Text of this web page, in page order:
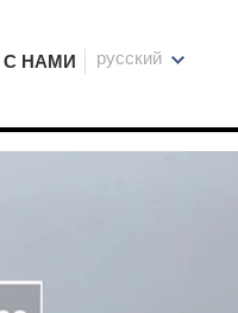
С НАМИ русский